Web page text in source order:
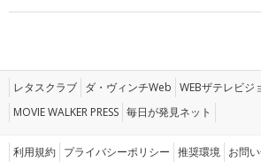
レタスクラブ ダ・ヴィンチWeb WEBザテレビジ
MOVIE WALKER PRESS 毎日が発見ネット
利用規約 プライバシーポリシー 推奨環境 お問